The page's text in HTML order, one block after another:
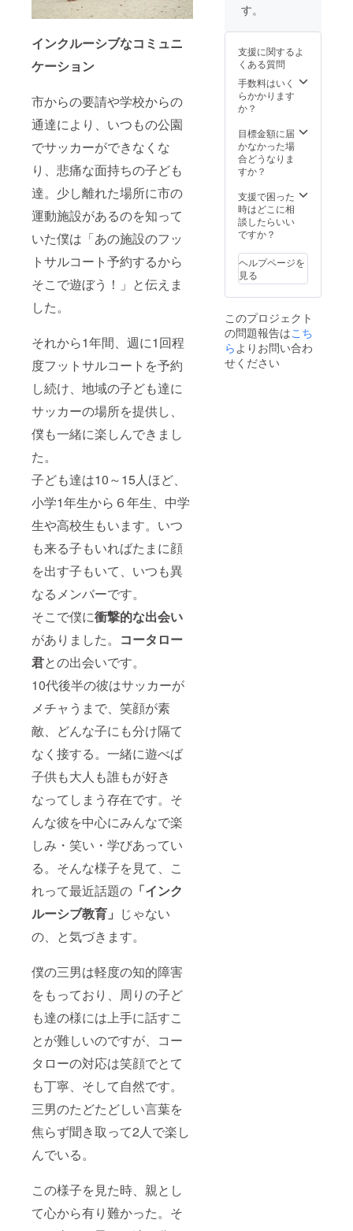
インクルーシブなコミュニ
ケーション
市からの要請や学校からの
通達により、いつもの公園
でサッカーができなくな
り、悲痛な面持ちの子ども
達。少し離れた場所に市の
運動施設があるのを知って
いた僕は「あの施設のフッ
トサルコート予約するから
そこで遊ぼう！」と伝えま
した。
それから1年間、週に1回程
度フットサルコートを予約
し続け、地域の子ども達に
サッカーの場所を提供し、
僕も一緒に楽しんできまし
た。
子ども達は10～15人ほど、
小学1年生から６年生、中学
生や高校生もいます。いつ
も来る子もいればたまに顔
を出す子もいて、いつも異
なるメンバーです。
そこで僕に衝撃的な出会い
がありました。 コータロー
君との出会いです。
10代後半の彼はサッカーが
メチャうまで、笑顔が素
敵、どんな子にも分け隔て
なく接する。一緒に遊べば
子供も大人も誰もが好き
なってしまう存在です。そ
んな彼を中心にみんなで楽
しみ・笑い・学びあってい
る。そんな様子を見て、こ
れって最近話題の 「インク
ルーシブ教育」 じゃない
の、と気づきます。
僕の三男は軽度の知的障害
をもっており、周りの子ど
も達の様には上手に話すこ
とが難しいのですが、コー
タローの対応は笑顔でとて
も丁寧、そして自然です。
三男のたどたどしい言葉を
焦らず聞き取って2人で楽し
んでいる。
この様子を見た時、親とし
て心から有り難かった。そ
ず備考
希望の
お名前
をご記
入くだ
さい。
ない場
合は
CAMPF
IREの
ザー名
を掲載
いたし
ます。
くださ
い。公
序良俗
に反す
前はご
遠慮く
ださ
い。
す。
支援に関するよ
くある質問
手数料はいく
らかかります
か？
目標金額に届
かなかった場
合どうなりま
すか？
支援で困った
時はどこに相
談したらいい
ですか？
ヘルプページを
見る
このプロジェクト
の問題報告はこち
ら よりお問い合わ
せください